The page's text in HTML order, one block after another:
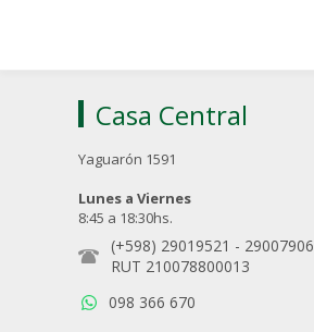
Casa Central
Yaguarón 1591
Lunes a Viernes
8:45 a 18:30hs.
(+598) 29019521 - 29007906
RUT 210078800013
098 366 670